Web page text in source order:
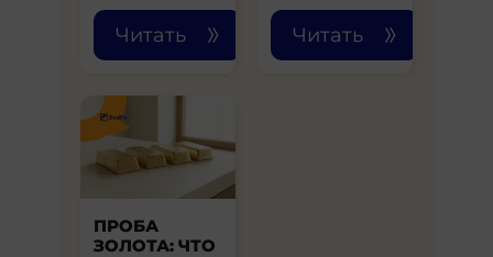
Читать Читать
ПРОБА
ЗОЛОТА: ЧТО